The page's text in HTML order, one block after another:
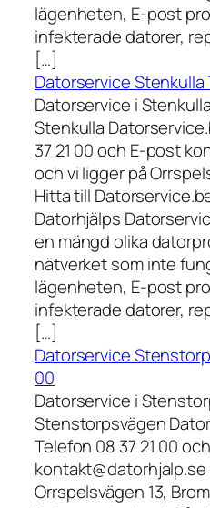
lägenheten, E-post
infekterade datorer,
[…]
Datorservice Stenkulla
Datorservice i
Stenkulla
37 21 00 och E-post
och vi ligger på
Hitta till
Datorhjälps
en mängd olika
nätverket som inte
lägenheten, E-post
infekterade datorer,
[…]
Datorservice
00
Datorservice i
Stenstorpsvägen
Telefon 08 37 21 00
kontakt@datorhjalp.se
Orrspelsvägen 13,